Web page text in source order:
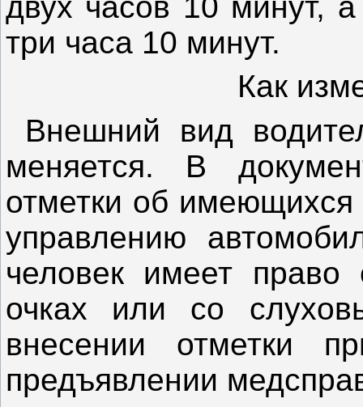
три часа 10 минут.
Как
Внешний вид
меняется. В
отметки об имеющихся
управлению
человек имеет право
очках или со
внесении отметки
предъявлении